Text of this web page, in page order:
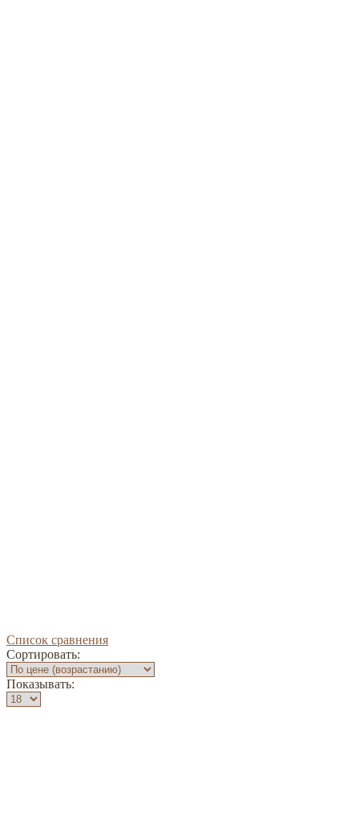
Список сравнения
Сортировать:
Показывать: